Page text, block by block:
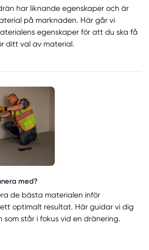
har liknande egenskaper och är
på marknaden. Här går vi
egenskaper för att du ska få
ditt val av material.
med?
de bästa materialen inför
optimalt resultat. Här guidar vi dig
som står i fokus vid en dränering.